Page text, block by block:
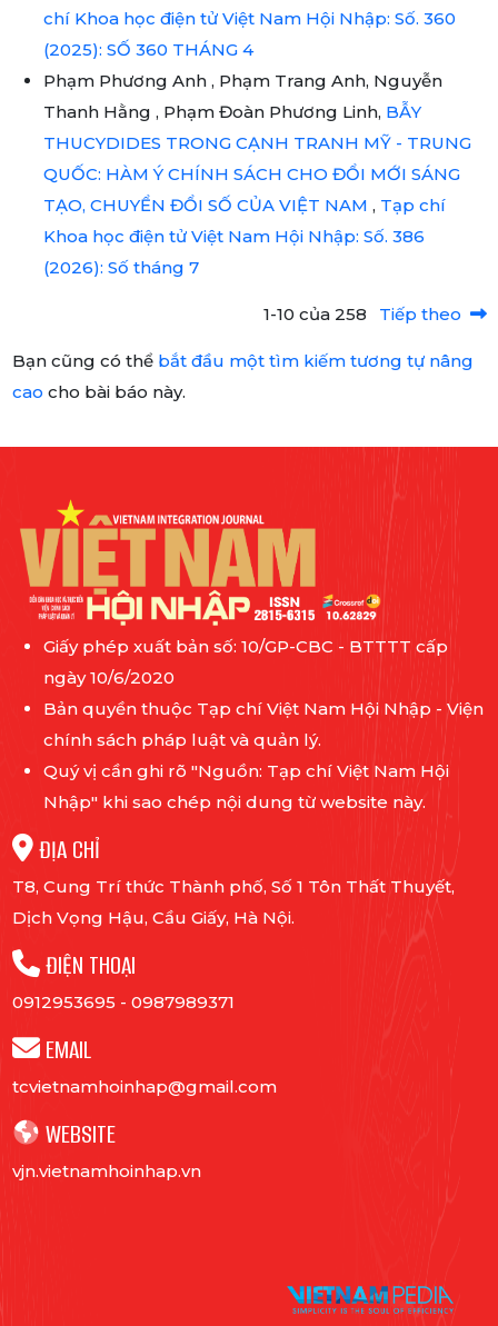
chí Khoa học điện tử Việt Nam Hội Nhập: Số. 360
(2025): SỐ 360 THÁNG 4
Phạm Phương Anh , Phạm Trang Anh, Nguyễn
Thanh Hằng , Phạm Đoàn Phương Linh, BẪY
THUCYDIDES TRONG CẠNH TRANH MỸ - TRUNG
QUỐC: HÀM Ý CHÍNH SÁCH CHO ĐỔI MỚI SÁNG
TẠO, CHUYỂN ĐỔI SỐ CỦA VIỆT NAM , Tạp chí
Khoa học điện tử Việt Nam Hội Nhập: Số. 386
(2026): Số tháng 7
1-10 của 258 Tiếp theo
Bạn cũng có thể bắt đầu một tìm kiếm tương tự nâng
cao cho bài báo này.
Giấy phép xuất bản số: 10/GP-CBC - BTTTT cấp
ngày 10/6/2020
Bản quyền thuộc Tạp chí Việt Nam Hội Nhập - Viện
chính sách pháp luật và quản lý.
Quý vị cần ghi rõ "Nguồn: Tạp chí Việt Nam Hội
Nhập" khi sao chép nội dung từ website này.
ĐỊA CHỈ
T8, Cung Trí thức Thành phố, Số 1 Tôn Thất Thuyết,
Dịch Vọng Hậu, Cầu Giấy, Hà Nội.
ĐIỆN THOẠI
0912953695 - 0987989371
EMAIL
tcvietnamhoinhap@gmail.com
WEBSITE
vjn.vietnamhoinhap.vn